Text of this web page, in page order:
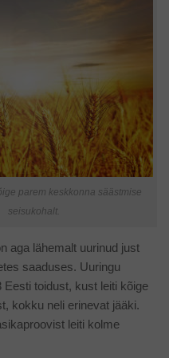
parem keskkonna säästmise
seisukohalt.
aga lähemalt uurinud just
saaduses. Uuringu
toidust, kust leiti kõige
kokku neli erinevat jääki.
leiti kolme